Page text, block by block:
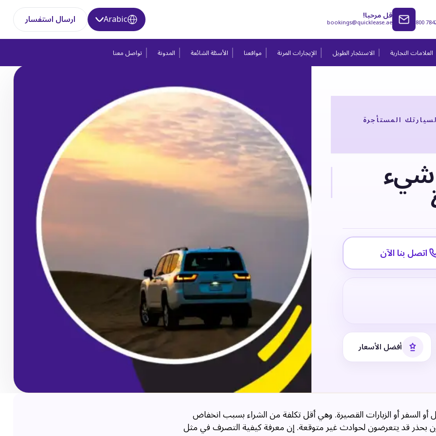
800 قل مرحبا!
bookings@quicklease.ae
Arabic ارسال استفسار
العلامات التجارية الاستئجار الطويل الإيجارات المرنة مواقعنا الأسئلة الشائعة المدونة تواصل معنا
المستأجرة
شيء
اتصل بنا الآن
أفضل الأسعار
أو السفر أو الزيارات القصيرة. وهي أقل تكلفة من الشراء بسبب انخفاض
بحذر قد يتعرضون لحوادث غير متوقعة. إن معرفة كيفية التصرف في مثل